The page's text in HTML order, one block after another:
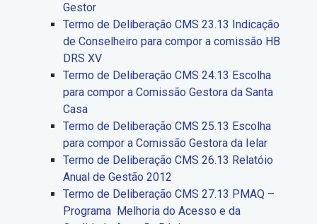
Gestor
Termo de Deliberação CMS 23.13 Indicação
de Conselheiro para compor a comissão HB
DRS XV
Termo de Deliberação CMS 24.13 Escolha
para compor a Comissão Gestora da Santa
Casa
Termo de Deliberação CMS 25.13 Escolha
para compor a Comissão Gestora da Ielar
Termo de Deliberação CMS 26.13 Relatóio
Anual de Gestão 2012
Termo de Deliberação CMS 27.13 PMAQ –
Programa Melhoria do Acesso e da